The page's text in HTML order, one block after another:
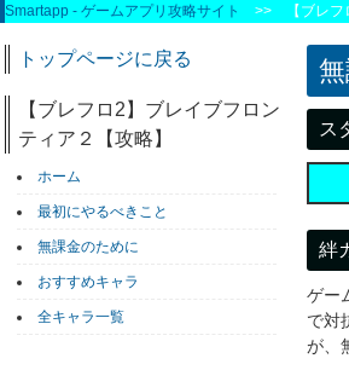
Smartapp - ゲームアプリ攻略サイト >> 【ブレフロ
ス
絆
ゲー
で対
が、
トップページに戻る
【ブレフロ2】ブレイブフロン
ティア２【攻略】
ホーム
最初にやるべきこと
無課金のために
おすすめキャラ
全キャラ一覧